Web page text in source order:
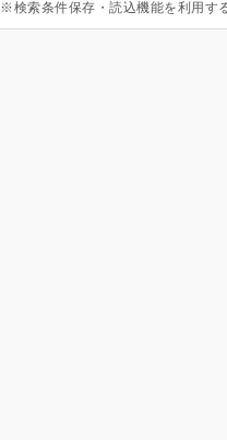
※検索条件保存・読込機能を利用す